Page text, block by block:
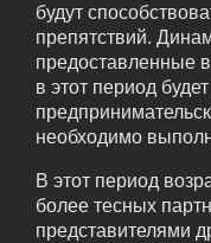
будут
препятствий.
предоставленные
в этот период
необходимо
В этот период
более тесных
представителями